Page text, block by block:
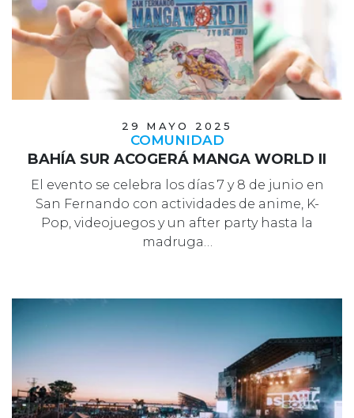
29 MAYO 2025
COMUNIDAD
BAHÍA SUR ACOGERÁ MANGA WORLD II
El evento se celebra los días 7 y 8 de junio en
San Fernando con actividades de anime, K-
Pop, videojuegos y un after party hasta la
madruga…